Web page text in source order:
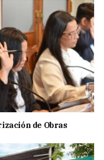
de Obras